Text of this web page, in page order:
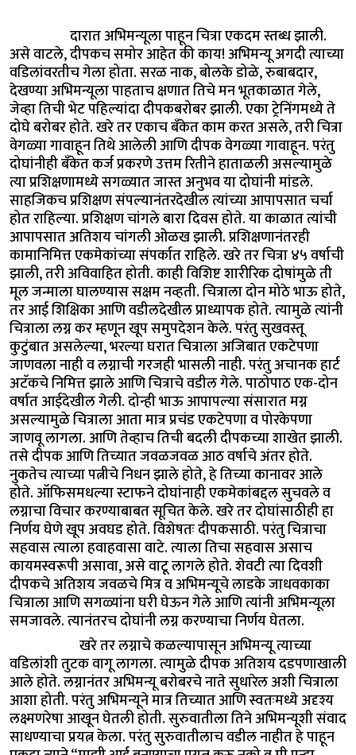
दारात अभिमन्यूला पाहून चित्रा एकदम स्तब्ध झाली.
असे वाटले, दीपकच समोर आहेत की काय! अभिमन्यू अगदी त्याच्या
वडिलांवरतीच गेला होता. सरळ नाक, बोलके डोळे, रुबाबदार,
देखण्या अभिमन्यूला पाहताच क्षणात तिचे मन भूतकाळात गेले,
जेव्हा तिची भेट पहिल्यांदा दीपकबरोबर झाली. एका ट्रेनिंगमध्ये ते
दोघे बरोबर होते. खरे तर एकाच बँकेत काम करत असले, तरी चित्रा
वेगळ्या गावाहून तिथे आलेली आणि दीपक वेगळ्या गावाहून. परंतु
दोघांनीही बँकेत कर्ज प्रकरणे उत्तम रितीने हाताळली असल्यामुळे
त्या प्रशिक्षणामध्ये सगळ्यात जास्त अनुभव या दोघांनी मांडले.
साहजिकच प्रशिक्षण संपल्यानंतरदेखील त्यांच्या आपापसात चर्चा
होत राहिल्या. प्रशिक्षण चांगले बारा दिवस होते. या काळात त्यांची
आपापसात अतिशय चांगली ओळख झाली. प्रशिक्षणानंतरही
कामानिमित्त एकमेकांच्या संपर्कात राहिले. खरे तर चित्रा ४५ वर्षाची
झाली, तरी अविवाहित होती. काही विशिष्ट शारीरिक दोषांमुळे ती
मूल जन्माला घालण्यास सक्षम नव्हती. चित्राला दोन मोठे भाऊ होते,
तर आई शिक्षिका आणि वडीलदेखील प्राध्यापक होते. त्यामुळे त्यांनी
चित्राला लग्न कर म्हणून खूप समुपदेशन केले. परंतु सुखवस्तू
कुटुंबात असलेल्या, भरल्या घरात चित्राला अजिबात एकटेपणा
जाणवला नाही व लग्नाची गरजही भासली नाही. परंतु अचानक हार्ट
अटॅकचे निमित्त झाले आणि चित्राचे वडील गेले. पाठोपाठ एक-दोन
वर्षात आईदेखील गेली. दोन्ही भाऊ आपापल्या संसारात मग्न
असल्यामुळे चित्राला आता मात्र प्रचंड एकटेपणा व पोरकेपणा
जाणवू लागला. आणि तेव्हाच तिची बदली दीपकच्या शाखेत झाली.
तसे दीपक आणि तिच्यात जवळजवळ आठ वर्षाचे अंतर होते.
नुकतेच त्याच्या पत्नीचे निधन झाले होते, हे तिच्या कानावर आले
होते. ऑफिसमधल्या स्टाफने दोघांनाही एकमेकांबद्दल सुचवले व
लग्नाचा विचार करण्याबाबत सूचित केले. खरे तर दोघांसाठीही हा
निर्णय घेणे खूप अवघड होते. विशेषतः दीपकसाठी. परंतु चित्राचा
सहवास त्याला हवाहवासा वाटे. त्याला तिचा सहवास असाच
कायमस्वरूपी असावा, असे वाटू लागले होते. शेवटी त्या दिवशी
दीपकचे अतिशय जवळचे मित्र व अभिमन्यूचे लाडके जाधवकाका
चित्राला आणि सगळ्यांना घरी घेऊन गेले आणि त्यांनी अभिमन्यूला
समजावले. त्यानंतरच दोघांनी लग्न करण्याचा निर्णय घेतला.
खरे तर लग्नाचे कळल्यापासून अभिमन्यू त्याच्या
वडिलांशी तुटक वागू लागला. त्यामुळे दीपक अतिशय दडपणाखाली
आले होते. लग्नानंतर अभिमन्यू बरोबरचे नाते सुधारेल अशी चित्राला
आशा होती. परंतु अभिमन्यूने मात्र तिच्यात आणि स्वतःमध्ये अदृश्य
लक्ष्मणरेषा आखून घेतली होती. सुरुवातीला तिने अभिमन्यूशी संवाद
साधण्याचा प्रयत्न केला. परंतु सुरुवातीलाच वडील नाहीत हे पाहून